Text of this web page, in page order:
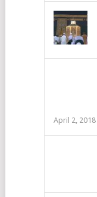
April 2, 2018